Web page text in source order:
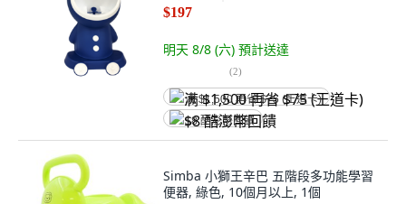
$197
明天 8/8 (六) 預計送達
(2)
满 $1,500 再省 $75 (王道卡)
$8 酷澎幣回饋
Simba 小獅王辛巴 五階段多功能學習
便器, 綠色, 10個月以上, 1個